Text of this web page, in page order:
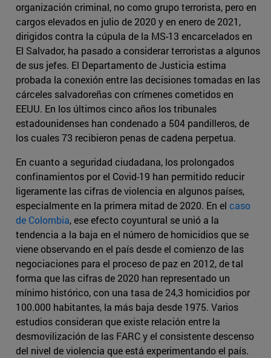
organización criminal, no como grupo terrorista, pero en
cargos elevados en julio de 2020 y en enero de 2021,
dirigidos contra la cúpula de la MS-13 encarcelados en
El Salvador, ha pasado a considerar terroristas a algunos
de sus jefes. El Departamento de Justicia estima
probada la conexión entre las decisiones tomadas en las
cárceles salvadoreñas con crímenes cometidos en
EEUU. En los últimos cinco años los tribunales
estadounidenses han condenado a 504 pandilleros, de
los cuales 73 recibieron penas de cadena perpetua.
En cuanto a seguridad ciudadana, los prolongados
confinamientos por el Covid-19 han permitido reducir
ligeramente las cifras de violencia en algunos países,
especialmente en la primera mitad de 2020. En el caso
de Colombia, ese efecto coyuntural se unió a la
tendencia a la baja en el número de homicidios que se
viene observando en el país desde el comienzo de las
negociaciones para el proceso de paz en 2012, de tal
forma que las cifras de 2020 han representado un
mínimo histórico, con una tasa de 24,3 homicidios por
100.000 habitantes, la más baja desde 1975. Varios
estudios consideran que existe relación entre la
desmovilización de las FARC y el consistente descenso
del nivel de violencia que está experimentando el país.